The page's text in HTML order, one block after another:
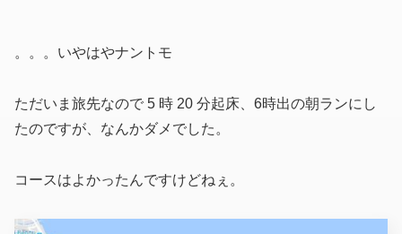
。。。いやはやナントモ
ただいま旅先なので 5 時 20 分起床、6時出の朝ランにし
たのですが、なんかダメでした。
コースはよかったんですけどねぇ。